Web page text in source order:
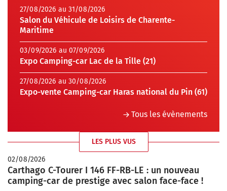
27/08/2026 au 31/08/2026
Salon du Véhicule de Loisirs de Charente-
Maritime
03/09/2026 au 07/09/2026
Expo Camping-car Lac de la Tille (21)
27/08/2026 au 30/08/2026
Expo-vente Camping-car Haras national du Pin (61)
Tous les évènements
LES PLUS VUS
02/08/2026
Carthago C-Tourer I 146 FF-RB-LE : un nouveau
camping-car de prestige avec salon face-face !